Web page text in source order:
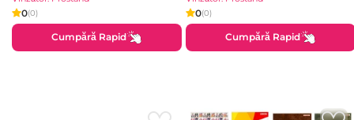
0(0)
Cumpără Rapid
0(0)
Cumpără Rapid